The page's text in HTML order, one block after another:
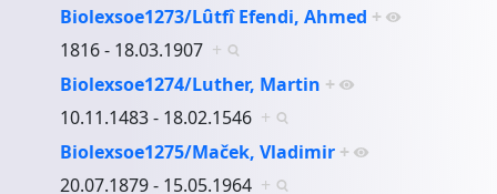
Biolexsoe1273/Lȗtfî Efendi, Ahmed +
1816 - 18.03.1907 +
Biolexsoe1274/Luther, Martin +
10.11.1483 - 18.02.1546 +
Biolexsoe1275/Maček, Vladimir +
20.07.1879 - 15.05.1964 +